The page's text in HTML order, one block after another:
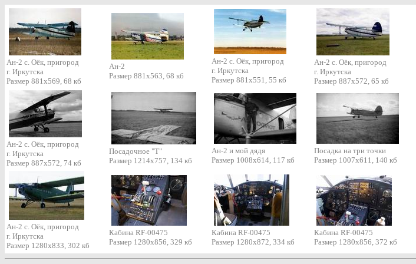
Ан-2 с. Оёк, пригород
г. Иркутска
Размер 881х569, 68 кб
Ан-2
Размер 881х563, 68 кб
Ан-2 с. Оёк, пригород
г. Иркутска
Размер 881х551, 55 кб
Ан-2 с. Оёк, пригород
г. Иркутска
Размер 887х572, 65 кб
Ан-2 с. Оёк, пригород
г. Иркутска
Размер 887х572, 74 кб
Посадочное "Т"
Размер 1214х757, 134 кб
Ан-2 и мой дядя
Размер 1008x614, 117 кб
Посадка на три точки
Размер 1007х611, 140 кб
Ан-2 с. Оёк, пригород
г. Иркутска
Размер 1280х833, 302 кб
Кабина RF-00475
Размер 1280х856, 329 кб
Кабина RF-00475
Размер 1280х872, 334 кб
Кабина RF-00475
Размер 1280х856, 372 кб